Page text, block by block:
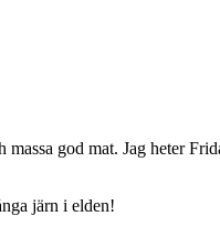
god mat. Jag heter
järn i elden!